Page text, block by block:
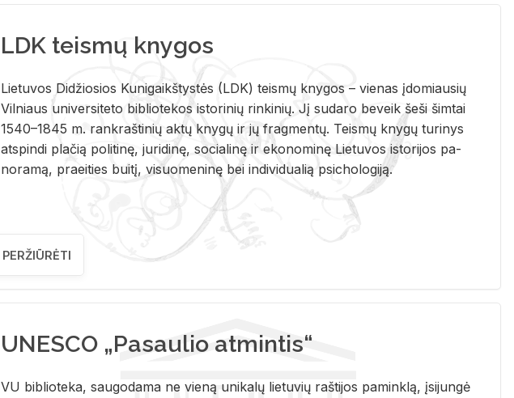
LDK teismų knygos
Lie­tu­vos Di­džio­sios Ku­ni­gaikš­tys­tės (LDK) teis­mų kny­gos – vie­nas įdo­miau­sių
Vil­niaus uni­ver­si­te­to bi­b­lio­te­kos is­to­ri­nių rin­ki­nių. Jį su­da­ro be­veik šeši šim­tai
1540–1845 m. rank­raš­ti­nių aktų kny­gų ir jų frag­men­tų. Teis­mų kny­gų tu­ri­nys
at­spin­di pla­čią po­li­ti­nę, ju­ri­di­nę, so­cia­li­nę ir eko­no­mi­nę Lie­tu­vos is­to­ri­jos pa­
no­ra­mą, pra­ei­ties bui­tį, vi­suo­me­ni­nę bei in­di­vi­dua­lią psi­cho­lo­gi­ją.
PERŽIŪRĖTI
UNESCO „Pasaulio atmintis“
VU biblioteka, saugodama ne vieną unikalų lietuvių raštijos paminklą, įsijungė